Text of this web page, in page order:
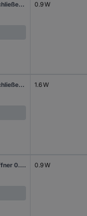
Schneider Electric A9C20632 Installationsschütz 2 Schließer 0.9 W 250 V/AC 25 A 1 St. 0.9 W
Schneider Electric A9C20633 Installationsschütz 3 Schließer 1.6 W 400 V/AC 25 A 1 St. 1.6 W
Schneider Electric A9C20636 Installationsschütz 2 Öffner 0.9 W 250 V/AC 25 A 1 St. 0.9 W